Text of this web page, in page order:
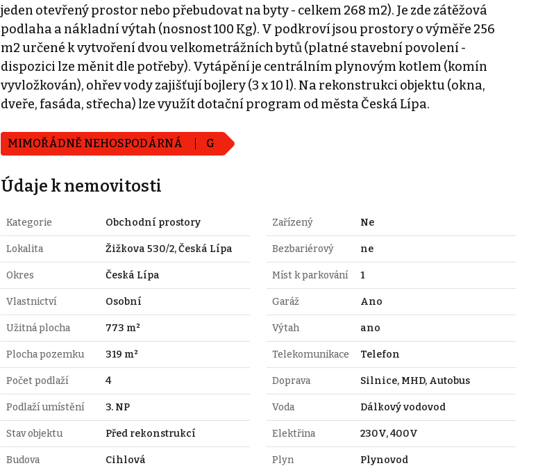
jeden otevřený prostor nebo přebudovat na byty - celkem 268 m2). Je zde zátěžová
podlaha a nákladní výtah (nosnost 100 Kg). V podkroví jsou prostory o výměře 256
m2 určené k vytvoření dvou velkometrážních bytů (platné stavební povolení -
dispozici lze měnit dle potřeby). Vytápění je centrálním plynovým kotlem (komín
vyvložkován), ohřev vody zajišťují bojlery (3 x 10 l). Na rekonstrukci objektu (okna,
dveře, fasáda, střecha) lze využít dotační program od města Česká Lípa.
MIMOŘÁDNĚ NEHOSPODÁRNÁ G
Údaje k nemovitosti
Kategorie Obchodní prostory
Lokalita Žižkova 530/2, Česká Lípa
Okres Česká Lípa
Vlastnictví Osobní
Užitná plocha 773 m²
Plocha pozemku 319 m²
Počet podlaží 4
Podlaží umístění 3. NP
Stav objektu Před rekonstrukcí
Budova Cihlová
Zařízený Ne
Bezbariérový ne
Míst k parkování 1
Garáž Ano
Výtah ano
Telekomunikace Telefon
Doprava Silnice, MHD, Autobus
Voda Dálkový vodovod
Elektřina 230V, 400V
Plyn Plynovod